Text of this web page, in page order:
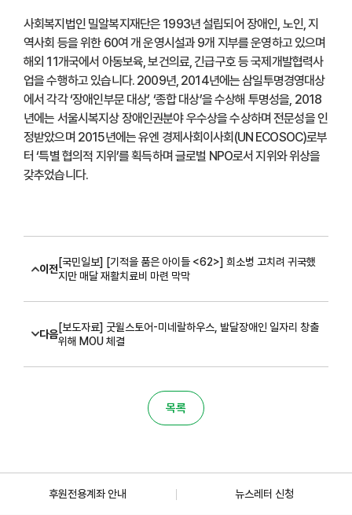
사회복지법인 밀알복지재단은 1993년 설립되어 장애인, 노인, 지
역사회 등을 위한 60여 개 운영시설과 9개 지부를 운영하고 있으며
해외 11개국에서 아동보육, 보건의료, 긴급구호 등 국제개발협력사
업을 수행하고 있습니다. 2009년, 2014년에는 삼일투명경영대상
에서 각각 ‘장애인부문 대상’, ‘종합 대상’을 수상해 투명성을, 2018
년에는 서울시복지상 장애인권분야 우수상을 수상하며 전문성을 인
정받았으며 2015년에는 유엔 경제사회이사회(UN ECOSOC)로부
터 ‘특별 협의적 지위’를 획득하며 글로벌 NPO로서 지위와 위상을
갖추었습니다.
이전
[국민일보] [기적을 품은 아이들 <62>] 희소병 고치려 귀국했
지만 매달 재활치료비 마련 막막
다음
[보도자료] 굿윌스토어-미네랄하우스, 발달장애인 일자리 창출
위해 MOU 체결
목록
후원전용계좌 안내 뉴스레터 신청